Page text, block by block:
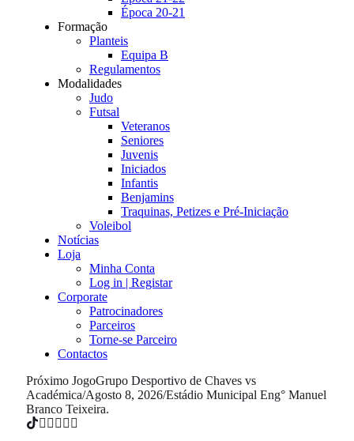
Época 20-21
Formação
Planteis
Equipa B
Regulamentos
Modalidades
Judo
Futsal
Veteranos
Seniores
Juvenis
Iniciados
Infantis
Benjamins
Traquinas, Petizes e Pré-Iniciação
Voleibol
Notícias
Loja
Minha Conta
Log in | Registar
Corporate
Patrocinadores
Parceiros
Torne-se Parceiro
Contactos
Próximo JogoGrupo Desportivo de Chaves vs
Académica/Agosto 8, 2026/Estádio Municipal Eng° Manuel
Branco Teixeira.